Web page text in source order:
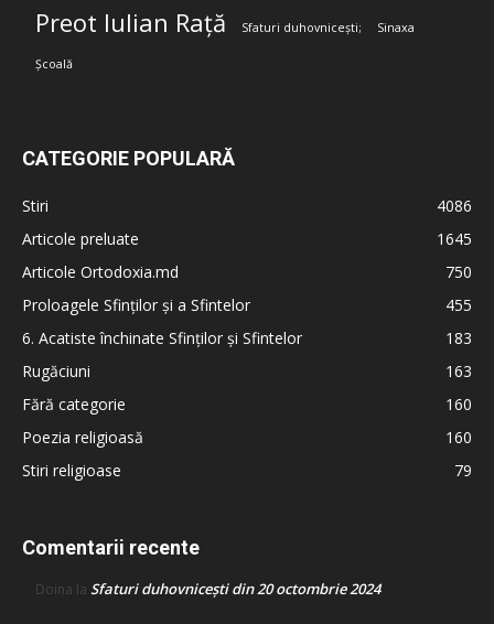
Preot Iulian Rață Sfaturi duhovnicești; Sinaxa
Școală
CATEGORIE POPULARĂ
Stiri
4086
Articole preluate
1645
Articole Ortodoxia.md
750
Proloagele Sfinților și a Sfintelor
455
6. Acatiste închinate Sfinților și Sfintelor
183
Rugăciuni
163
Fără categorie
160
Poezia religioasă
160
Stiri religioase
79
Comentarii recente
Doina la Sfaturi duhovnicești din 20 octombrie 2024